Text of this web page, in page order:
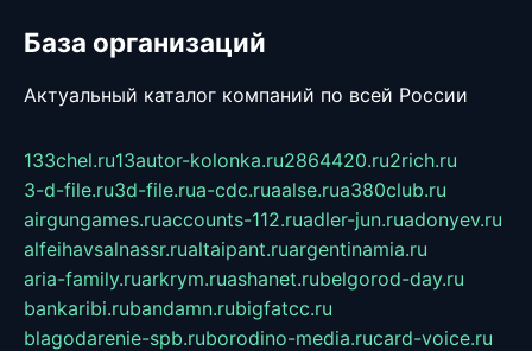
База организаций
Актуальный каталог компаний по всей России
133chel.ru13autor-kolonka.ru2864420.ru2rich.ru
3-d-file.ru3d-file.rua-cdc.ruaalse.rua380club.ru
airgungames.ruaccounts-112.ruadler-jun.ruadonyev.ru
alfeihavsalnassr.rualtaipant.ruargentinamia.ru
aria-family.ruarkrym.ruashanet.rubelgorod-day.ru
bankaribi.rubandamn.rubigfatcc.ru
blagodarenie-spb.ruborodino-media.rucard-voice.ru